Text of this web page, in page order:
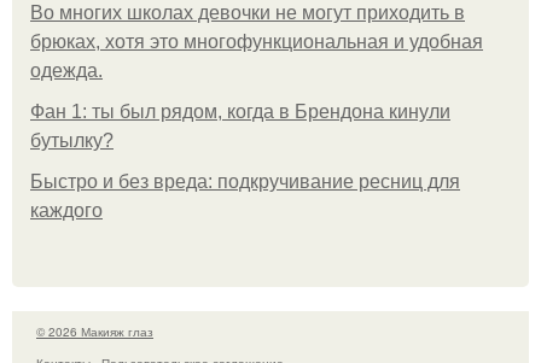
Во многих школах девочки не могут приходить в
брюках, хотя это многофункциональная и удобная
одежда.
Фан 1: ты был рядом, когда в Брендона кинули
бутылку?
Быстро и без вреда: подкручивание ресниц для
каждого
© 2026 Макияж глаз